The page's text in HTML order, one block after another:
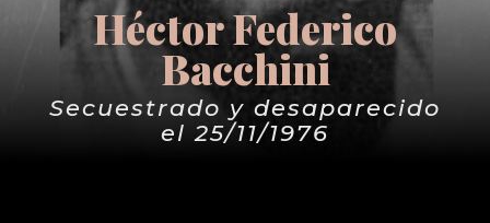
Héctor Federico
Bacchini
Secuestrado y desaparecido
el 25/11/1976